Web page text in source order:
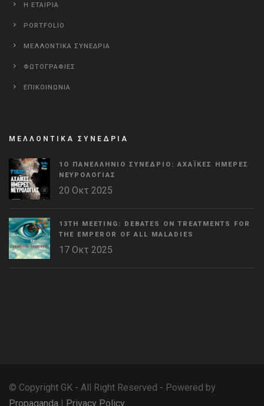
Η ΕΤΑΙΡΙΑ
PORTFOLIO
ΜΕΛΛΟΝΤΙΚΑ ΣΥΝΕΔΡΙΑ
ΦΩΤΟΓΡΑΦΙΕΣ
ΕΠΙΚΟΙΝΩΝΙΑ
ΜΕΛΛΟΝΤΙΚΑ ΣΥΝΕΔΡΙΑ
1Ο ΠΑΝΕΛΛΉΝΙΟ ΣΥΝΈΔΡΙΟ: ΑΧΑΪΚΈΣ ΗΜΈΡΕΣ
ΝΕΥΡΟΛΟΓΊΑΣ
20 Οκτ 2025
13TH MEETING: DEBATES ON TREATMENTS FOR
THE EMPEROR OF ALL MALADIES
17 Οκτ 2025
© Copyright GK - All Right Reserved - Powered by
Propaganda | Privacy Policy